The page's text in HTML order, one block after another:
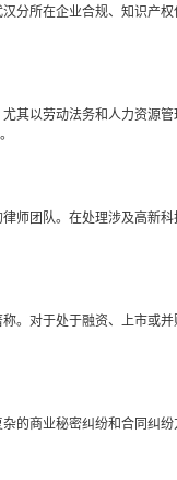
分所在企业合规、知识产
其以劳动法务和人力资源
师团队。在处理涉及高新
。对于处于融资、上市或
的商业秘密纠纷和合同纠